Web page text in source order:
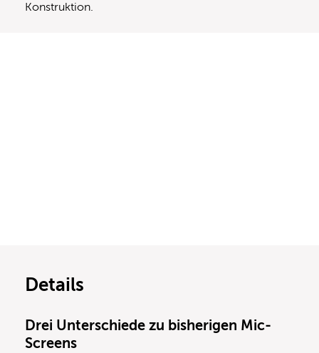
Konstruktion.
Details
Drei Unterschiede zu bisherigen Mic-
Screens